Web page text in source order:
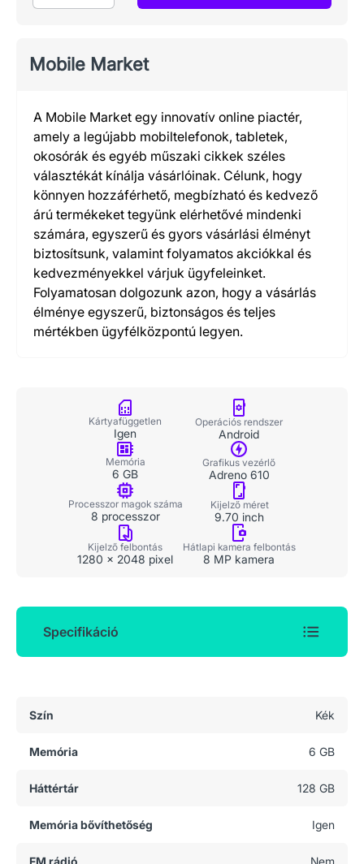
Mobile Market
A Mobile Market egy innovatív online piactér,
amely a legújabb mobiltelefonok, tabletek,
okosórák és egyéb műszaki cikkek széles
választékát kínálja vásárlóinak. Célunk, hogy
könnyen hozzáférhető, megbízható és kedvező
árú termékeket tegyünk elérhetővé mindenki
számára, egyszerű és gyors vásárlási élményt
biztosítsunk, valamint folyamatos akciókkal és
kedvezményekkel várjuk ügyfeleinket.
Folyamatosan dolgozunk azon, hogy a vásárlás
élménye egyszerű, biztonságos és teljes
mértékben ügyfélközpontú legyen.
Kártyafüggetlen
Igen
Operációs rendszer
Android
Memória
6 GB
Grafikus vezérlő
Adreno 610
Processzor magok száma
8 processzor
Kijelző méret
9.70 inch
Kijelző felbontás
1280 x 2048 pixel
Hátlapi kamera felbontás
8 MP kamera
Specifikáció
Szín Kék
Memória 6 GB
Háttértár 128 GB
Memória bővíthetőség Igen
FM rádió Nem